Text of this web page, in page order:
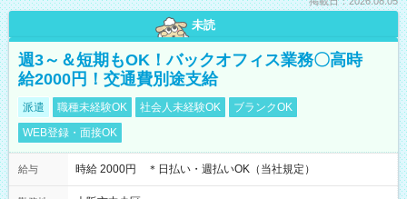
未読
週3～＆短期もOK！バックオフィス業務〇高時
給2000円！交通費別途支給
派遣 職種未経験OK 社会人未経験OK
ブランクOK
WEB登録・面接OK
給与 時給 2000円 ＊日払い・週払いOK（当社規定）